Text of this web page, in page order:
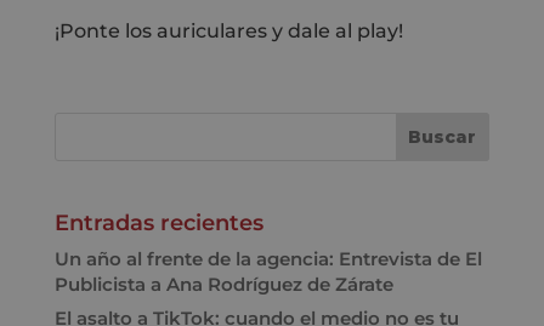
¡Ponte los auriculares y dale al play!
Entradas recientes
Un año al frente de la agencia: Entrevista de El
Publicista a Ana Rodríguez de Zárate
El asalto a TikTok: cuando el medio no es tu